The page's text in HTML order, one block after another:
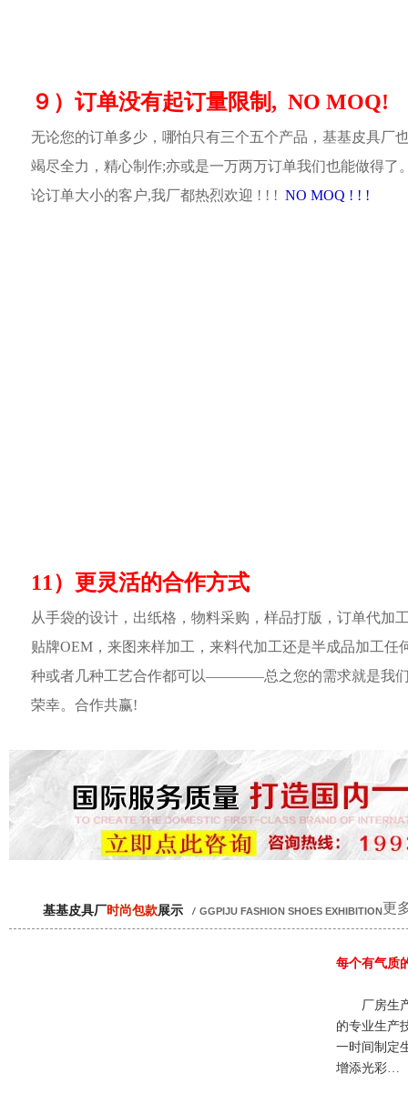
９）订单没有起订量限制, NO MOQ!
无论您的订单多少，哪怕只有三个五个产品，基基皮具厂
竭尽全力，精心制作;亦或是一万两万订单我们也能做得了
论订单大小的客户,我厂都热烈欢迎 ! ! ! NO MOQ ! ! !
11）更灵活的合作方式
从手袋的设计，出纸格，物料采购，样品打版，订单代加
贴牌OEM，来图来样加工，来料代加工还是半成品加工任
种或者几种工艺合作都可以————总之您的需求就是我
荣幸。合作共赢!
更
基基皮具厂时尚包款展示 / GGPIJU FASHION SHOES EXHIBITION
每个有气质
厂房生
的专业生产
一时间制定
增添光彩…